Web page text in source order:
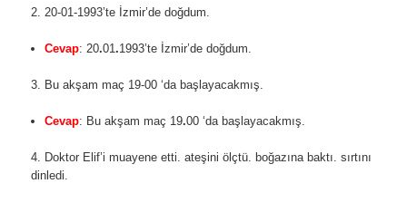
2. 20-01-1993’te İzmir’de doğdum.
Cevap: 20.01.1993’te İzmir’de doğdum.
3. Bu akşam maç 19-00 ‘da başlayacakmış.
Cevap: Bu akşam maç 19.00 ‘da başlayacakmış.
4. Doktor Elif’i muayene etti. ateşini ölçtü. boğazına baktı. sırtını
dinledi.